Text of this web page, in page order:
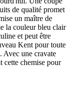
de qualité promet
un maître de
la couleur bleu clair
et peut être
Kent pour toute
Avec une cravate
cette chemise pour